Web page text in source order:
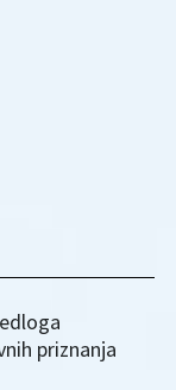
priznanja